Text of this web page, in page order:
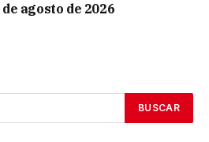
agosto de 2026